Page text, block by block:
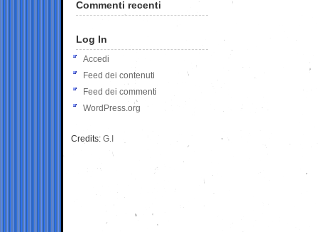
Commenti recenti
Log In
Accedi
Feed dei contenuti
Feed dei commenti
WordPress.org
Credits: G.I